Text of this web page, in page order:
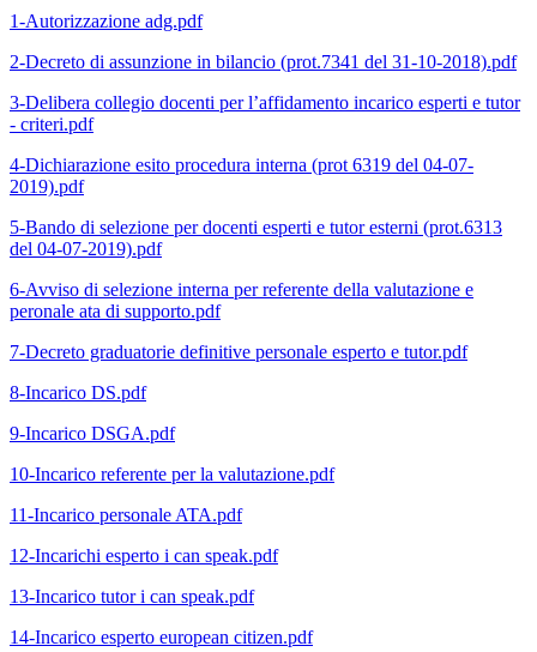
1-Autorizzazione adg.pdf
2-Decreto di assunzione in bilancio (prot.7341 del 31-10-2018).pdf
3-Delibera collegio docenti per l’affidamento incarico esperti e tutor
- criteri.pdf
4-Dichiarazione esito procedura interna (prot 6319 del 04-07-
2019).pdf
5-Bando di selezione per docenti esperti e tutor esterni (prot.6313
del 04-07-2019).pdf
6-Avviso di selezione interna per referente della valutazione e
peronale ata di supporto.pdf
7-Decreto graduatorie definitive personale esperto e tutor.pdf
8-Incarico DS.pdf
9-Incarico DSGA.pdf
10-Incarico referente per la valutazione.pdf
11-Incarico personale ATA.pdf
12-Incarichi esperto i can speak.pdf
13-Incarico tutor i can speak.pdf
14-Incarico esperto european citizen.pdf